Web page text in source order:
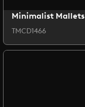
Minimalist Mallets
TMCD1466